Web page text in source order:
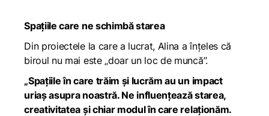
Spațiile care ne schimbă starea
Din proiectele la care a lucrat, Alina a înțeles că
biroul nu mai este „doar un loc de muncă”.
„Spațiile în care trăim și lucrăm au un impact
uriaș asupra noastră. Ne influențează starea,
creativitatea și chiar modul în care relaționăm.